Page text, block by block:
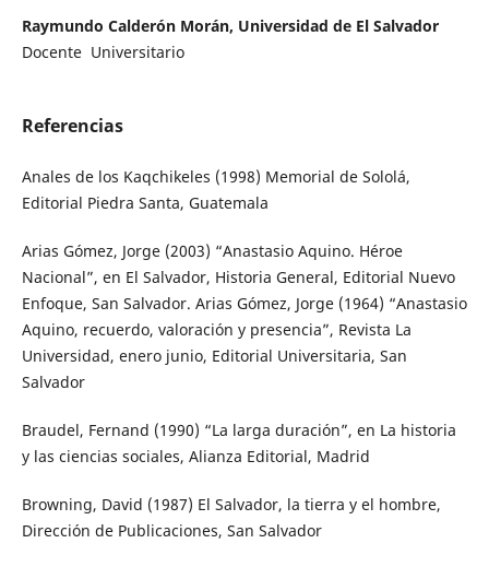
Raymundo Calderón Morán, Universidad de El Salvador
Docente Universitario
Referencias
Anales de los Kaqchikeles (1998) Memorial de Sololá,
Editorial Piedra Santa, Guatemala
Arias Gómez, Jorge (2003) “Anastasio Aquino. Héroe
Nacional”, en El Salvador, Historia General, Editorial Nuevo
Enfoque, San Salvador. Arias Gómez, Jorge (1964) “Anastasio
Aquino, recuerdo, valoración y presencia”, Revista La
Universidad, enero junio, Editorial Universitaria, San
Salvador
Braudel, Fernand (1990) “La larga duración”, en La historia
y las ciencias sociales, Alianza Editorial, Madrid
Browning, David (1987) El Salvador, la tierra y el hombre,
Dirección de Publicaciones, San Salvador